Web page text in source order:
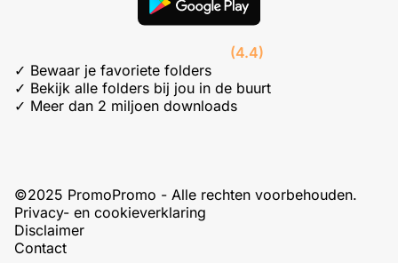
(4.4)
✓ Bewaar je favoriete folders
✓ Bekijk alle folders bij jou in de buurt
✓ Meer dan 2 miljoen downloads
©2025 PromoPromo - Alle rechten voorbehouden.
Privacy- en cookieverklaring
Disclaimer
Contact